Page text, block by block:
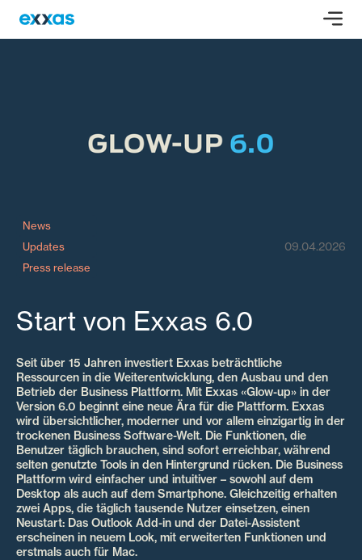
News
Updates
Press release
09.04.2026
Start von Exxas 6.0
Seit über 15 Jahren investiert Exxas beträchtliche
Ressourcen in die Weiterentwicklung, den Ausbau und den
Betrieb der Business Plattform. Mit Exxas «Glow-up» in der
Version 6.0 beginnt eine neue Ära für die Plattform. Exxas
wird übersichtlicher, moderner und vor allem einzigartig in der
trockenen Business Software-Welt. Die Funktionen, die
Benutzer täglich brauchen, sind sofort erreichbar, während
selten genutzte Tools in den Hintergrund rücken. Die Business
Plattform wird einfacher und intuitiver – sowohl auf dem
Desktop als auch auf dem Smartphone. Gleichzeitig erhalten
zwei Apps, die täglich tausende Nutzer einsetzen, einen
Neustart: Das Outlook Add-in und der Datei-Assistent
erscheinen in neuem Look, mit erweiterten Funktionen und
erstmals auch für Mac.